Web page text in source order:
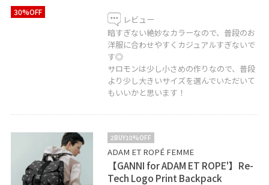
▶︎Instagram
adametrope_kyoto
京都店スタッフへのLINEでのお問い合わせ、ご相談は
【友達だち追加】をタップをして下さい
☏︎075-212-5672
30%OFF
レビュー
暗すぎない絶妙なカラーなので、普段のお
洋服に合わせやすくカジュアルすぎないで
す◎
サロモンは少し小さめの作りなので、普段
より少し大きいサイズを選んでいただいて
もいいかと思います！
2BUY10%OFF
ADAM ET ROPÉ FEMME
【GANNI for ADAM ET ROPE'】Re-
Tech Logo Print Backpack